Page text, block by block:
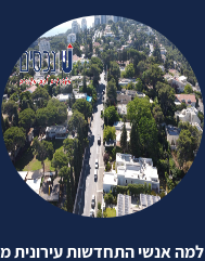
למה אנשי התחדשות עירונית